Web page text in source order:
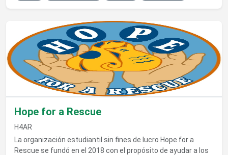
Ver detalles de Hope for a Rescue
Hope for a Rescue
H4AR
La organización estudiantil sin fines de lucro Hope for a
Rescue se fundó en el 2018 con el propósito de ayudar a los